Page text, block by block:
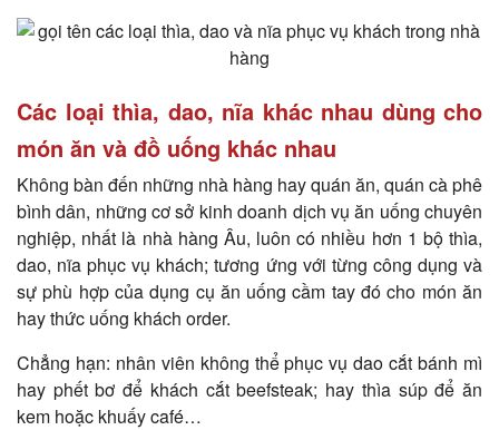
Các loại thìa, dao, nĩa khác nhau dùng cho
món ăn và đồ uống khác nhau
Không bàn đến những nhà hàng hay quán ăn, quán cà phê
bình dân, những cơ sở kinh doanh dịch vụ ăn uống chuyên
nghiệp, nhất là nhà hàng Âu, luôn có nhiều hơn 1 bộ thìa,
dao, nĩa phục vụ khách; tương ứng với từng công dụng và
sự phù hợp của dụng cụ ăn uống cầm tay đó cho món ăn
hay thức uống khách order.
Chẳng hạn: nhân viên không thể phục vụ dao cắt bánh mì
hay phết bơ để khách cắt beefsteak; hay thìa súp để ăn
kem hoặc khuấy café…